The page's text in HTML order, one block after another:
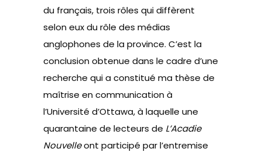
du français, trois rôles qui diffèrent
selon eux du rôle des médias
anglophones de la province. C’est la
conclusion obtenue dans le cadre d’une
recherche qui a constitué ma thèse de
maîtrise en communication à
l’Université d’Ottawa, à laquelle une
quarantaine de lecteurs de L’Acadie
Nouvelleont participé par l’entremise